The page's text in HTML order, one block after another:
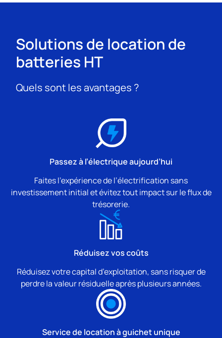
Solutions de location de
batteries HT
Quels sont les avantages ?
Passez à l’électrique aujourd’hui
Faites l’expérience de l’électrification sans
investissement initial et évitez tout impact sur le flux de
trésorerie.
Réduisez vos coûts
Réduisez votre capital d’exploitation, sans risquer de
perdre la valeur résiduelle après plusieurs années.
Service de location à guichet unique